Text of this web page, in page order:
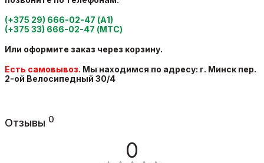
(+375 29) 666-02-47 (А1)
(+375 33) 666-02-47 (МТС)
Или оформите заказ через корзину.
Есть самовывоз. Мы находимся по адресу: г. Минск пер.
2-ой Велосипедный 30/4
Отзывы 0
0